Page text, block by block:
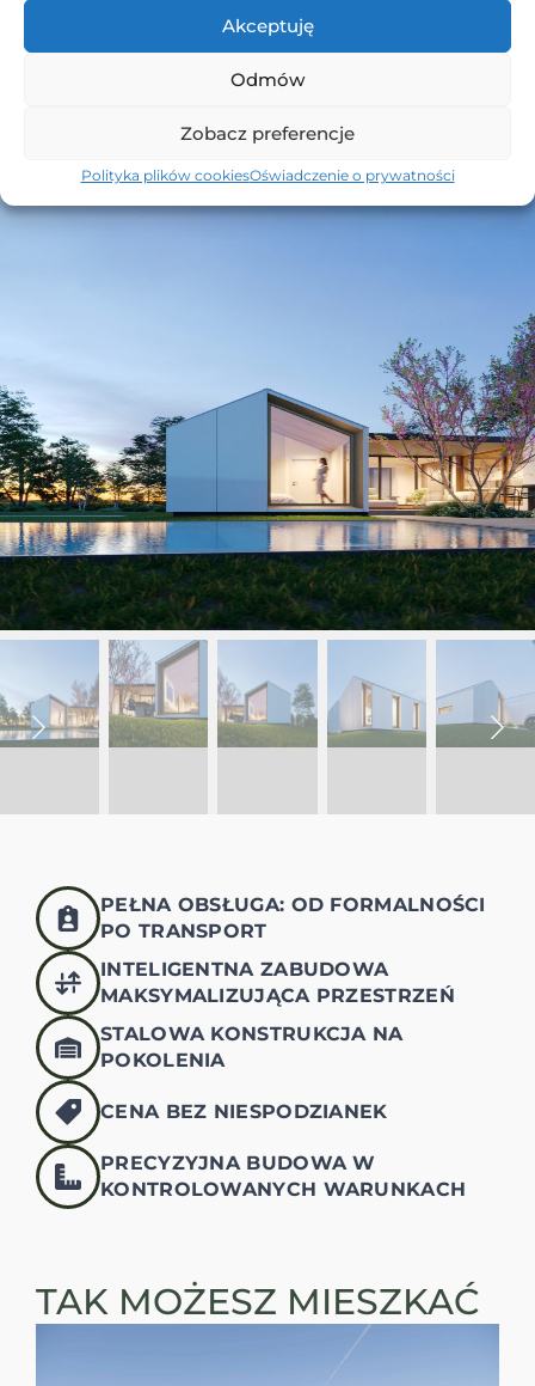
Akceptuję
Odmów
Zobacz preferencje
Polityka plików cookiesOświadczenie o prywatności
ZOBACZ OPCJE WYKOŃCZENIA
PEŁNA OBSŁUGA: OD FORMALNOŚCI
PO TRANSPORT
INTELIGENTNA ZABUDOWA
MAKSYMALIZUJĄCA PRZESTRZEŃ
STALOWA KONSTRUKCJA NA
POKOLENIA
CENA BEZ NIESPODZIANEK
PRECYZYJNA BUDOWA W
KONTROLOWANYCH WARUNKACH
TAK MOŻESZ MIESZKAĆ